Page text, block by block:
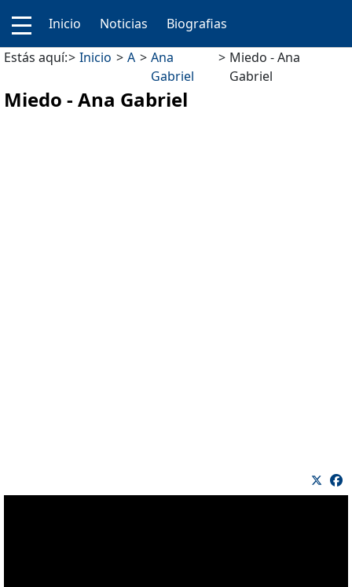
Inicio Noticias
Biografias
Estás aquí:
Inicio A
Ana
Gabriel
Miedo - Ana
Gabriel
Miedo - Ana Gabriel